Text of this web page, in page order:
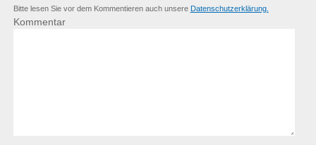
Bitte lesen Sie vor dem Kommentieren auch unsere Datenschutzerklärung.
Kommentar